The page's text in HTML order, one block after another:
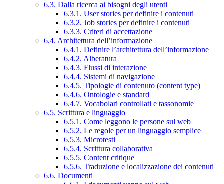
6.3. Dalla ricerca ai bisogni degli utenti
6.3.1. User stories per definire i contenuti
6.3.2. Job stories per definire i contenuti
6.3.3. Criteri di accettazione
6.4. Architettura dell’informazione
6.4.1. Definire l’architettura dell’informazione
6.4.2. Alberatura
6.4.3. Flussi di interazione
6.4.4. Sistemi di navigazione
6.4.5. Tipologie di contenuto (content type)
6.4.6. Ontologie e standard
6.4.7. Vocabolari controllati e tassonomie
6.5. Scrittura e linguaggio
6.5.1. Come leggono le persone sul web
6.5.2. Le regole per un linguaggio semplice
6.5.3. Microtesti
6.5.4. Scrittura collaborativa
6.5.5. Content critique
6.5.6. Traduzione e localizzazione dei contenuti
6.6. Documenti